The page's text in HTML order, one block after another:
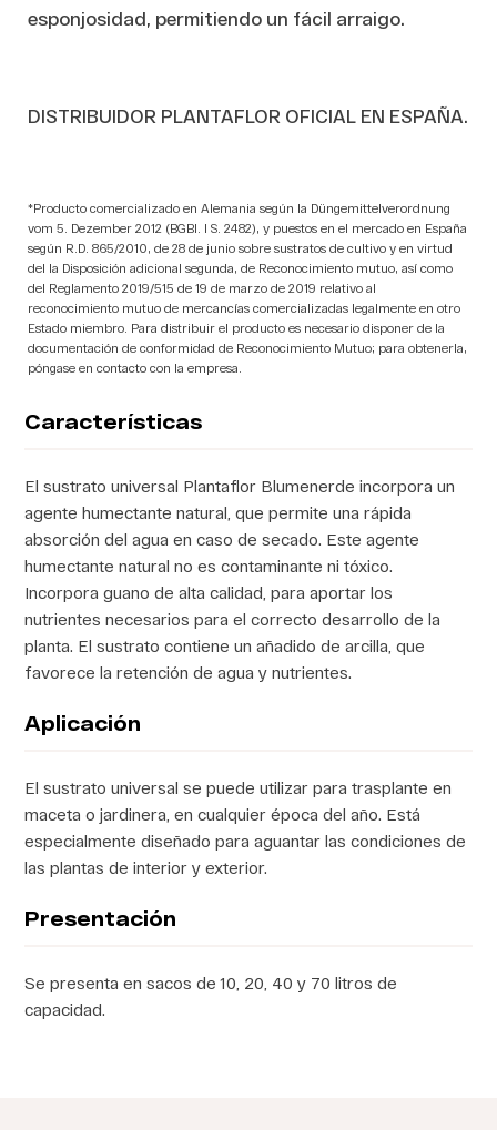
esponjosidad, permitiendo un fácil arraigo.
DISTRIBUIDOR PLANTAFLOR OFICIAL EN ESPAÑA.
*Producto comercializado en Alemania según la Düngemittelverordnung
vom 5. Dezember 2012 (BGBI. I S. 2482), y puestos en el mercado en España
según R.D. 865/2010, de 28 de junio sobre sustratos de cultivo y en virtud
del la Disposición adicional segunda, de Reconocimiento mutuo, así como
del Reglamento 2019/515 de 19 de marzo de 2019 relativo al
reconocimiento mutuo de mercancías comercializadas legalmente en otro
Estado miembro. Para distribuir el producto es necesario disponer de la
documentación de conformidad de Reconocimiento Mutuo; para obtenerla,
póngase en contacto con la empresa.
Características
El sustrato universal Plantaflor Blumenerde incorpora un
agente humectante natural, que permite una rápida
absorción del agua en caso de secado. Este agente
humectante natural no es contaminante ni tóxico.
Incorpora guano de alta calidad, para aportar los
nutrientes necesarios para el correcto desarrollo de la
planta. El sustrato contiene un añadido de arcilla, que
favorece la retención de agua y nutrientes.
Aplicación
El sustrato universal se puede utilizar para trasplante en
maceta o jardinera, en cualquier época del año. Está
especialmente diseñado para aguantar las condiciones de
las plantas de interior y exterior.
Presentación
Se presenta en sacos de 10, 20, 40 y 70 litros de
capacidad.